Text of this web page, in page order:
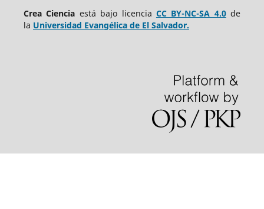
Crea Ciencia está bajo licencia CC BY-NC-SA 4.0de
la Universidad Evangélica de El Salvador.